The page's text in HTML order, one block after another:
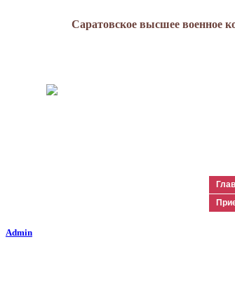
Саратовское высшее военное
Admin